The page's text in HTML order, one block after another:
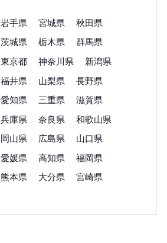
岩手県 宮城県
秋田県
茨城県 栃木県
群馬県
東京都 神奈川県
新潟県
福井県 山梨県
長野県
愛知県 三重県
滋賀県
兵庫県 奈良県
和歌山県
岡山県 広島県
山口県
愛媛県 高知県
福岡県
熊本県 大分県
宮崎県